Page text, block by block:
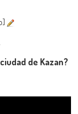
de Kazan?